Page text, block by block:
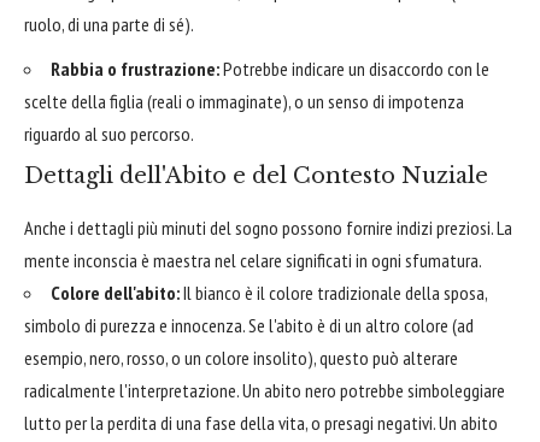
ruolo, di una parte di sé).
Rabbia o frustrazione:Potrebbe indicare un disaccordo con le
scelte della figlia (reali o immaginate), o un senso di impotenza
riguardo al suo percorso.
Dettagli dell'Abito e del Contesto Nuziale
Anche i dettagli più minuti del sogno possono fornire indizi preziosi. La
mente inconscia è maestra nel celare significati in ogni sfumatura.
Colore dell'abito:Il bianco è il colore tradizionale della sposa,
simbolo di purezza e innocenza. Se l'abito è di un altro colore (ad
esempio, nero, rosso, o un colore insolito), questo può alterare
radicalmente l'interpretazione. Un abito nero potrebbe simboleggiare
lutto per la perdita di una fase della vita, o presagi negativi. Un abito